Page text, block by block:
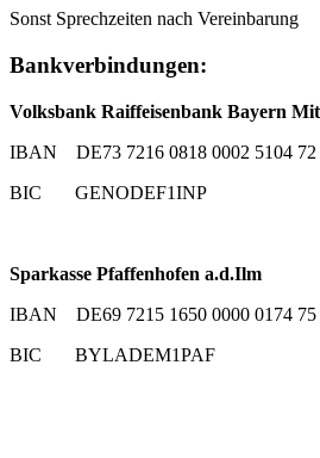
Sonst Sprechzeiten nach Vereinbarung
Bankverbindungen:
Volksbank Raiffeisenbank Bayern
IBAN DE73 7216 0818 0002 5104 72
BIC GENODEF1INP
Sparkasse Pfaffenhofen a.d.Ilm
IBAN DE69 7215 1650 0000 0174 75
BIC BYLADEM1PAF